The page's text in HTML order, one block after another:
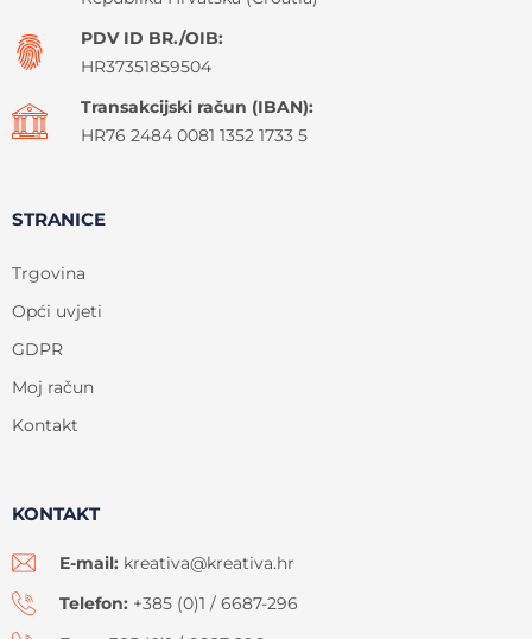
PDV ID BR./OIB:
HR37351859504
Transakcijski račun (IBAN):
HR76 2484 0081 1352 1733 5
STRANICE
Trgovina
Opći uvjeti
GDPR
Moj račun
Kontakt
KONTAKT
E-mail: kreativa@kreativa.hr
Telefon: +385 (0)1 / 6687-296